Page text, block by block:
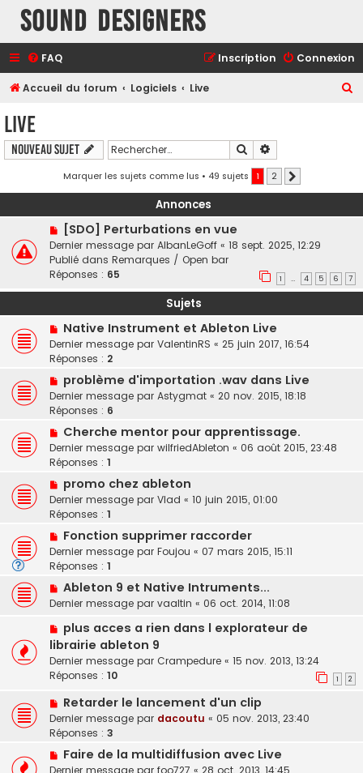
Sound Designers
FAQ Connexion
Inscription
Accueil du forum Logiciels Live
r
c
r
Live
Nouveau sujet Rechercher
Marquer les sujets comme lus • 49 sujets 1 2
Annonces
[SDO] Perturbations en vue
Dernier message par AlbanLeGoff « 18 sept. 2025, 12:29
Publié dans Remarques / Open bar
Réponses : 65 1 … 4 5 6 7
Sujets
Native Instrument et Ableton Live
Dernier message par ValentinRS « 25 juin 2017, 16:54
Réponses : 2
problème d'importation .wav dans Live
Dernier message par Astygmat « 20 nov. 2015, 18:18
Réponses : 6
Cherche mentor pour apprentissage.
Dernier message par wilfriedAbleton « 06 août 2015, 23:48
Réponses : 1
promo chez ableton
Dernier message par Vlad « 10 juin 2015, 01:00
Réponses : 1
Fonction supprimer raccorder
Dernier message par Foujou « 07 mars 2015, 15:11
Réponses : 1
Ableton 9 et Native Intruments...
Dernier message par vaaltin « 06 oct. 2014, 11:08
plus acces a rien dans l explorateur de
librairie ableton 9
Dernier message par Crampedure « 15 nov. 2013, 13:24
Réponses : 10 1 2
Retarder le lancement d'un clip
Dernier message par dacoutu « 05 nov. 2013, 23:40
Réponses : 3
Faire de la multidiffusion avec Live
Dernier message par foo727 « 28 oct. 2013, 14:45